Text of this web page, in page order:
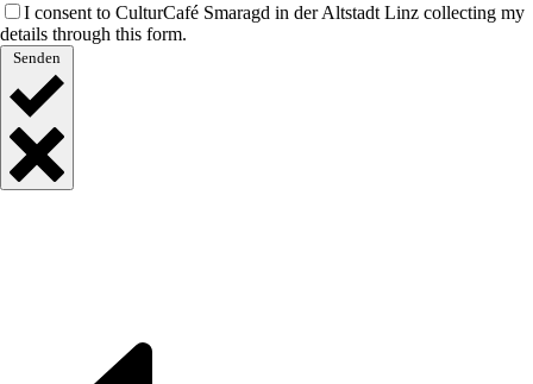
I consent to CulturCafé Smaragd in der Altstadt Linz collecting my
details through this form.
Senden